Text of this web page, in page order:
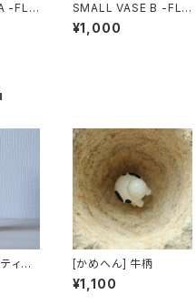
-FLO
SMALL VASE B -FLO
CKY-
¥1,000
ィン
[かめへん] 牛柄
¥1,100